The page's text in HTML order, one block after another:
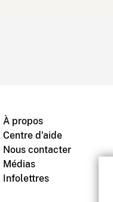
À propos
Centre d'aide
Nous contacter
Médias
Infolettres